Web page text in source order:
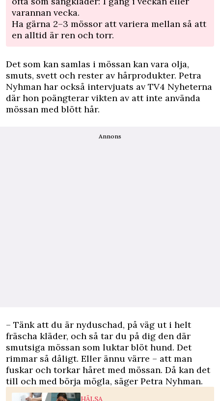
varannan vecka.
Ha gärna 2–3 mössor att variera mellan så att
en alltid är ren och torr.
Det som kan samlas i mössan kan vara olja,
smuts, svett och rester av hårprodukter. Petra
Nyhman har också intervjuats av TV4 Nyheterna
där hon poängterar vikten av att inte använda
mössan med blött hår.
Annons
– Tänk att du är nyduschad, på väg ut i helt
fräscha kläder, och så tar du på dig den där
smutsiga mössan som luktar blöt hund. Det
rimmar så dåligt. Eller ännu värre – att man
fuskar och torkar håret med mössan. Då kan det
till och med börja mögla, säger Petra Nyhman.
HÄLSA